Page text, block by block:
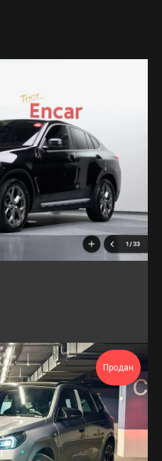
Продан